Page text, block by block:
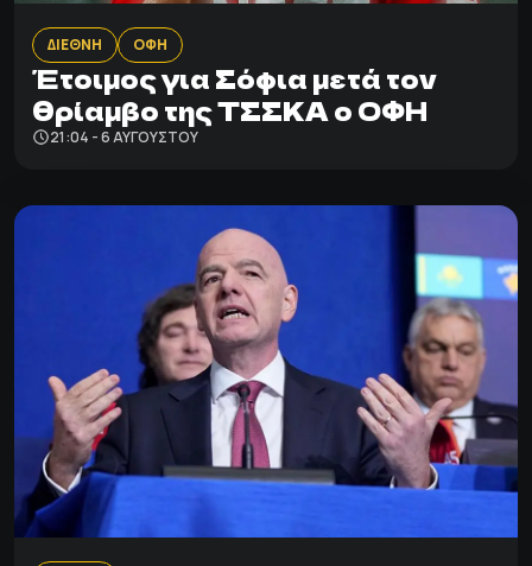
ΔΙΕΘΝΗ ΟΦΗ
Έτοιμος για Σόφια μετά τον
θρίαμβο της ΤΣΣΚΑ ο ΟΦΗ
21:04 - 6 ΑΥΓΟΎΣΤΟΥ